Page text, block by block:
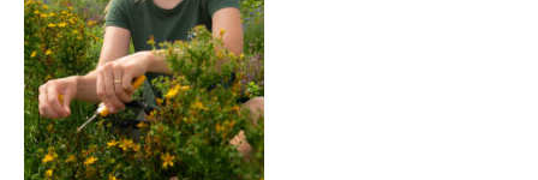
Kostenloser Versand ab 50
Euro